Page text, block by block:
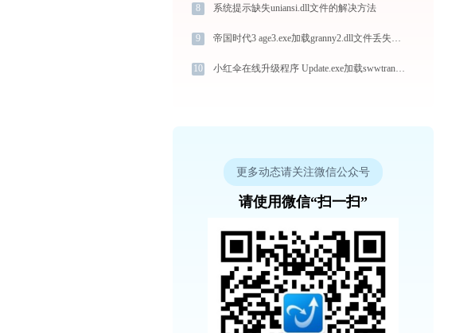
8 系统提示缺失uniansi.dll文件的解决方法
9 帝国时代3 age3.exe加载granny2.dll文件丢失处理办法
10 小红伞在线升级程序 Update.exe加载swwtrandll文件丢失处理办法
更多动态请关注微信公众号
请使用微信“扫一扫”